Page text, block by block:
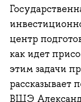
центр
как идет
этим задачи
ВШЭ